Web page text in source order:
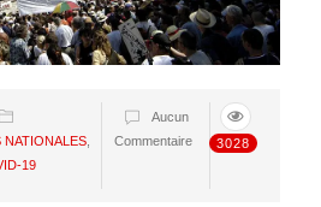
NATIONALES
19
Aucun
Commentaire
3028